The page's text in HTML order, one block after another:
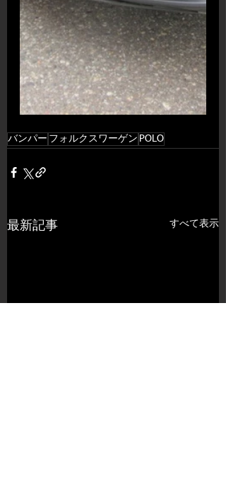
バンパー フォルクスワーゲン POLO
最新記事 すべて表示